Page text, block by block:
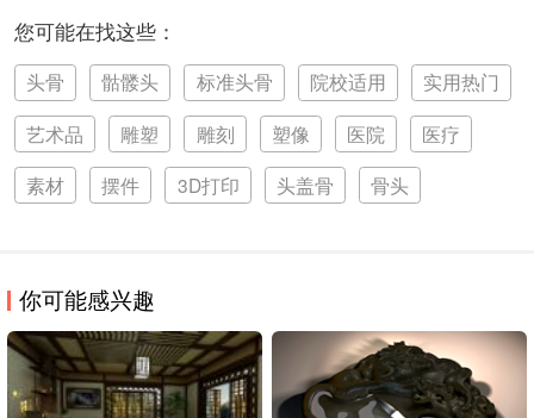
您可能在找这些：
头骨 骷髅头 标准头骨 院校适用
实用热门
艺术品
雕塑 雕刻 塑像 医院
医疗
素材
摆件 3D打印 头盖骨 骨头
你可能感兴趣